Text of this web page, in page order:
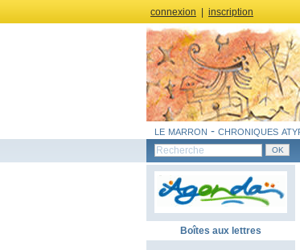
connexion inscription
le marron - chroniques
Boîtes aux lettres